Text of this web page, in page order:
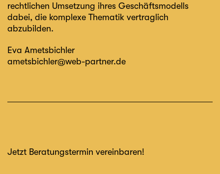
rechtlichen Umsetzung ihres Geschäftsmodells
dabei, die komplexe Thematik vertraglich
abzubilden.
Eva Ametsbichler
ametsbichler@web-partner.de
Jetzt Beratungstermin vereinbaren!